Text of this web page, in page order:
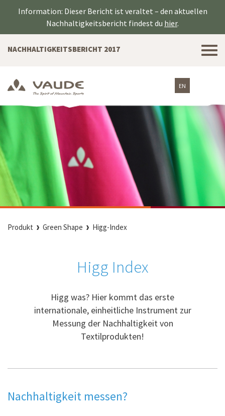
Information: Dieser Bericht ist veraltet – den aktuellen
Nachhaltigkeitsbericht findest du hier.
EN
NACHHALTIGKEITSBERICHT 2017
Produkt Green Shape Higg-Index
Higg Index
Higg was? Hier kommt das erste
internationale, einheitliche Instrument zur
Messung der Nachhaltigkeit von
Textilprodukten!
Nachhaltigkeit messen?